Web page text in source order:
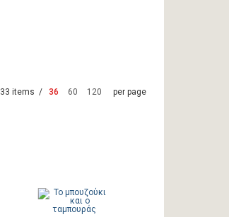
33 items / 36 60 120 per page